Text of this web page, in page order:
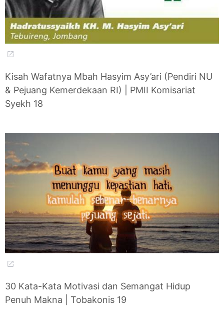
Kisah Wafatnya Mbah Hasyim Asy’ari (Pendiri NU
& Pejuang Kemerdekaan RI) | PMII Komisariat
Syekh 18
30 Kata-Kata Motivasi dan Semangat Hidup
Penuh Makna | Tobakonis 19